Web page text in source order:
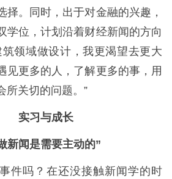
择。同时，出于对金融的兴趣，
学位，计划沿着财经新闻的方向
领域做设计，我更渴望去更大
见更多的人，了解更多的事，用
所关切的问题。”
实习与成长
新闻是需要主动的”
件吗？在还没接触新闻学的时